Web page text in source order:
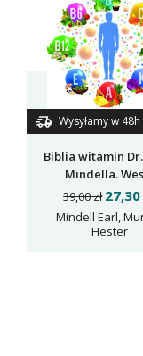
Wysyłamy w 48h
Biblia witamin
Mindella.
rozszerzona
39,00 zł 27,30
Mindell Earl,
Hester